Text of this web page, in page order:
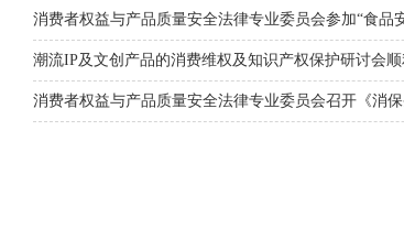
消费者权益与产品质量安全法律专业委员会参加“食品
潮流IP及文创产品的消费维权及知识产权保护研讨会
消费者权益与产品质量安全法律专业委员会召开《消